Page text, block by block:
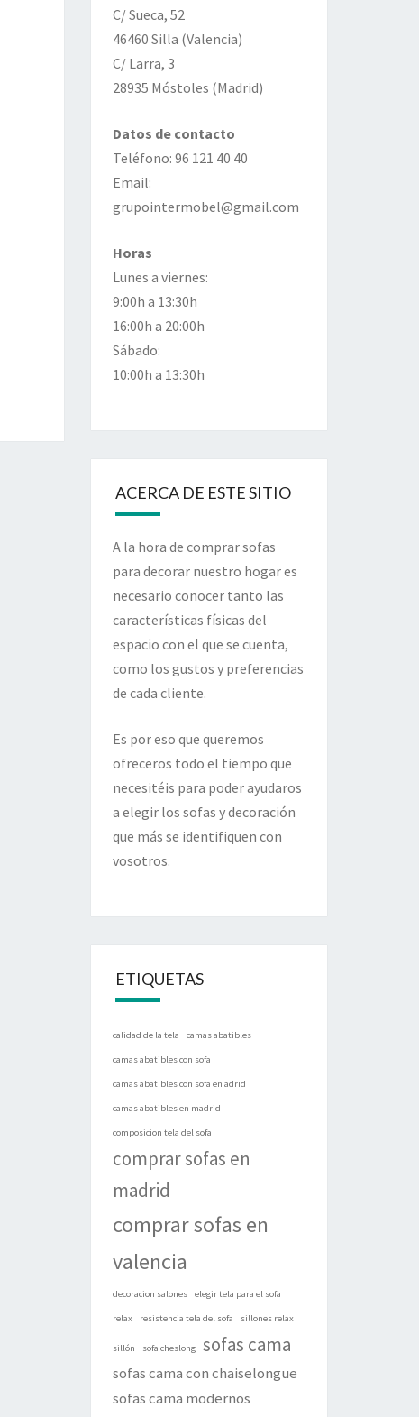
C/ Sueca, 52
46460 Silla (Valencia)
C/ Larra, 3
28935 Móstoles (Madrid)
Datos de contacto
Teléfono: 96 121 40 40
Email:
grupointermobel@gmail.com
Horas
Lunes a viernes:
9:00h a 13:30h
16:00h a 20:00h
Sábado:
10:00h a 13:30h
ACERCA DE ESTE SITIO
A la hora de comprar sofas
para decorar nuestro hogar es
necesario conocer tanto las
características físicas del
espacio con el que se cuenta,
como los gustos y preferencias
de cada cliente.
Es por eso que queremos
ofreceros todo el tiempo que
necesitéis para poder ayudaros
a elegir los sofas y decoración
que más se identifiquen con
vosotros.
ETIQUETAS
calidad de la tela camas abatibles
camas abatibles con sofa
camas abatibles con sofa en adrid
camas abatibles en madrid
composicion tela del sofa
comprar sofas en
madrid
comprar sofas en
valencia
decoracion salones elegir tela para el sofa
relax resistencia tela del sofa sillones relax
sillón sofa cheslong sofas cama
sofas cama con chaiselongue
sofas cama modernos